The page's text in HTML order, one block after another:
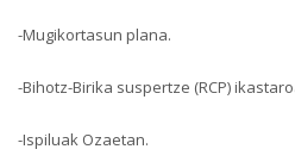
-Mugikortasun plana.
-Bihotz-Birika suspertze (RCP)
-Ispiluak Ozaetan.